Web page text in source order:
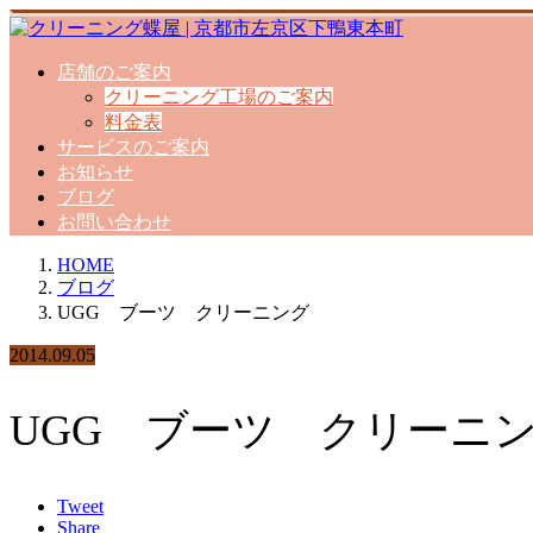
店舗のご案内
クリーニング工場のご案内
料金表
サービスのご案内
お知らせ
ブログ
お問い合わせ
HOME
ブログ
UGG ブーツ クリーニング
2014.09.05
UGG ブーツ クリーニ
Tweet
Share